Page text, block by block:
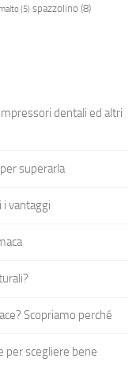
(5) spazzolino (8)
dentali ed altri
superarla
i vantaggi
Scopriamo perché
per scegliere bene